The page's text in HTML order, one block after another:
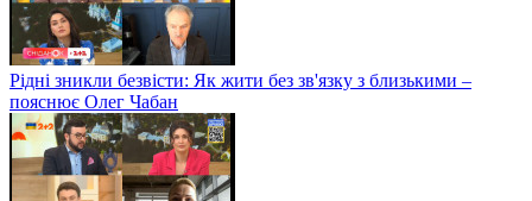
Рідні зникли безвісти: Як жити без зв'язку з близькими –
пояснює Олег Чабан